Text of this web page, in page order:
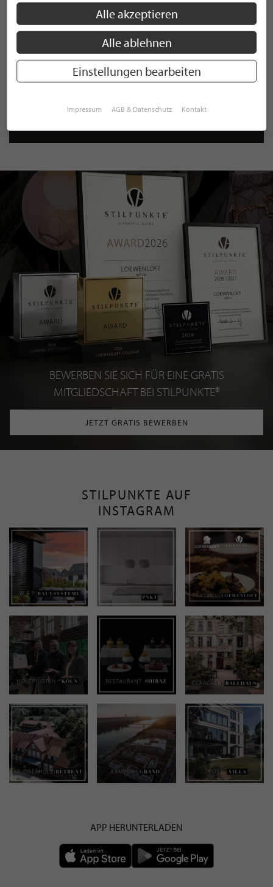
ist jederzeit möglich.
ANMELDEN
Datenschutzbestimmungen zu. EineAbmeldung ist jederzeit möglich.
BEWERBEN SIE SICH FÜR EINE GRATIS
MITGLIEDSCHAFT BEI STILPUNKTE®
JETZT GRATIS BEWERBEN
STILPUNKTE AUF
INSTAGRAM
APP HERUNTERLADEN
Alle akzeptieren
Alle ablehnen
Einstellungen bearbeiten
Impressum AGB & Datenschutz Kontakt